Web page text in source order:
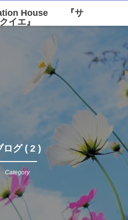
House 『サ
クイエ』
ログ ( 2 )
Category